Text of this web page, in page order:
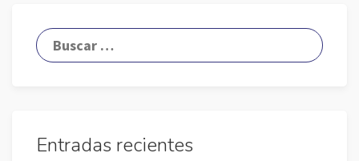
Entradas recientes